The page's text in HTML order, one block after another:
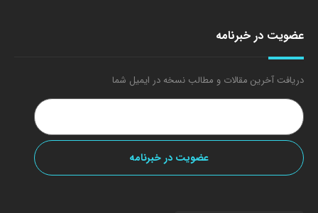
عضویت در خبرنامه
دریافت آخرین مقالات و مطالب نسخه در ایمیل شما